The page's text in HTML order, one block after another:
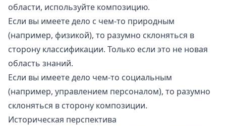
области, используйте композицию.
Если вы имеете дело с чем-то природным
(например, физикой), то разумно склоняться в
сторону классификации. Только если это не новая
область знаний.
Если вы имеете дело чем-то социальным
(например, управлением персоналом), то разумно
склоняться в сторону композиции.
Историческая перспектива